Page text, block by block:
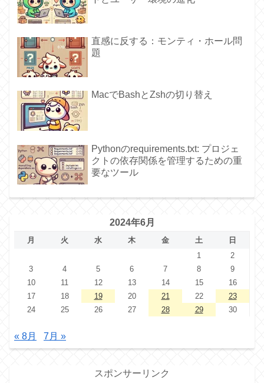
直感に反する：モンティ・ホール問
題
MacでBashとZshの切り替え
Pythonのrequirements.txt: プロジェ
クトの依存関係を管理するための重
要なツール
2024年6月
月 火 水 木 金 土
日
1
2
3
4 5 6 7 8
9
10
11 12 13 14 15
16
17
18 19 20 21 22
23
24
25 26 27 28 29 30
« 8月 7月 »
スポンサーリンク